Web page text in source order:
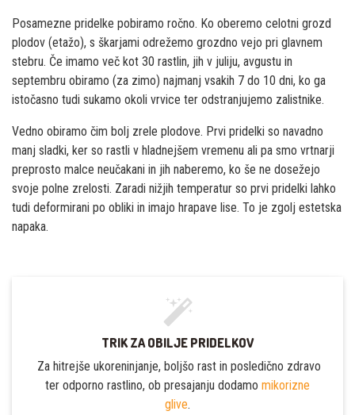
Posamezne pridelke pobiramo ročno. Ko oberemo celotni grozd
plodov (etažo), s škarjami odrežemo grozdno vejo pri glavnem
stebru. Če imamo več kot 30 rastlin, jih v juliju, avgustu in
septembru obiramo (za zimo) najmanj vsakih 7 do 10 dni, ko ga
istočasno tudi sukamo okoli vrvice ter odstranjujemo zalistnike.
Vedno obiramo čim bolj zrele plodove. Prvi pridelki so navadno
manj sladki, ker so rastli v hladnejšem vremenu ali pa smo vrtnarji
preprosto malce neučakani in jih naberemo, ko še ne dosežejo
svoje polne zrelosti. Zaradi nižjih temperatur so prvi pridelki lahko
tudi deformirani po obliki in imajo hrapave lise. To je zgolj estetska
napaka.
TRIK ZA OBILJE PRIDELKOV
Za hitrejše ukoreninjanje, boljšo rast in posledično zdravo
ter odporno rastlino, ob presajanju dodamo mikorizne
glive.